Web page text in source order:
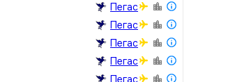
Пегас
Пегас
Пегас
Пегас
Пегас